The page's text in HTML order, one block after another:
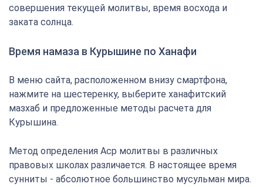
совершения текущей молитвы, время восхода и
заката солнца.
Время намаза в Курышине по Ханафи
В меню сайта, расположенном внизу смартфона,
нажмите на шестеренку, выберите ханафитский
мазхаб и предложенные методы расчета для
Курышина.
Метод определения Аср молитвы в различных
правовых школах различается. В настоящее время
сунниты - абсолютное большинство мусульман мира.